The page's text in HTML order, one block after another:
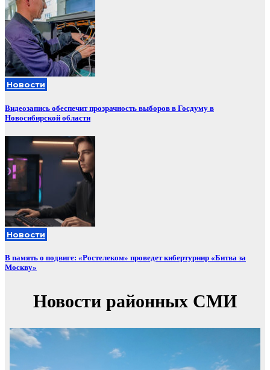
Новости
Видеозапись обеспечит прозрачность выборов в Госдуму в
Новосибирской области
Новости
В память о подвиге: «Ростелеком» проведет кибертурнир «Битва за
Москву»